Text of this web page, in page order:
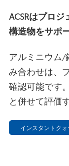
ACSRはプロ
構造物をサポ
アルミニウム/
み合わせは、
確認可能です
と併せて評価
インスタントクォ